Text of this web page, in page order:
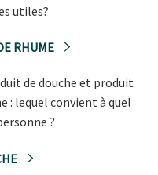
utiles?
RHUME
de douche et produit
: lequel convient à quel
?